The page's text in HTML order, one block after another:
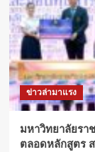
ข่าวล่ามาแรง
มหาวิทยาลัยรา
ตลอดหลักสูตร